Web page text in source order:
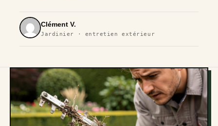
Clément V.
Jardinier · entretien extérieur